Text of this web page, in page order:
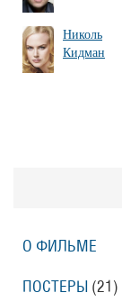
Николь
Кидман
О ФИЛЬМЕ
ПОСТЕРЫ (21)